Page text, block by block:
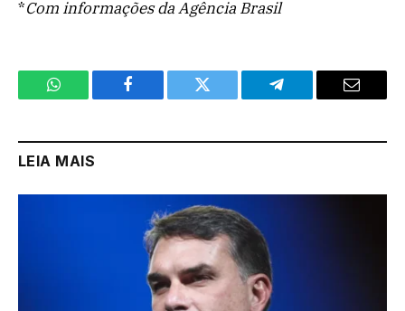
*Com informações da Agência Brasil
WhatsApp Facebook Twitter Telegram Email
LEIA MAIS